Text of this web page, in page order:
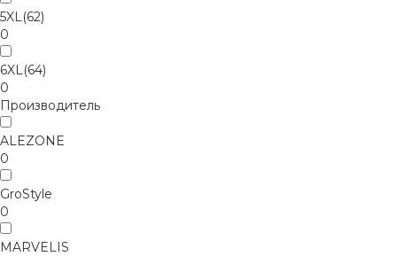
5XL(62)
0
6XL(64)
0
Производитель
ALEZONE
0
GroStyle
0
MARVELIS